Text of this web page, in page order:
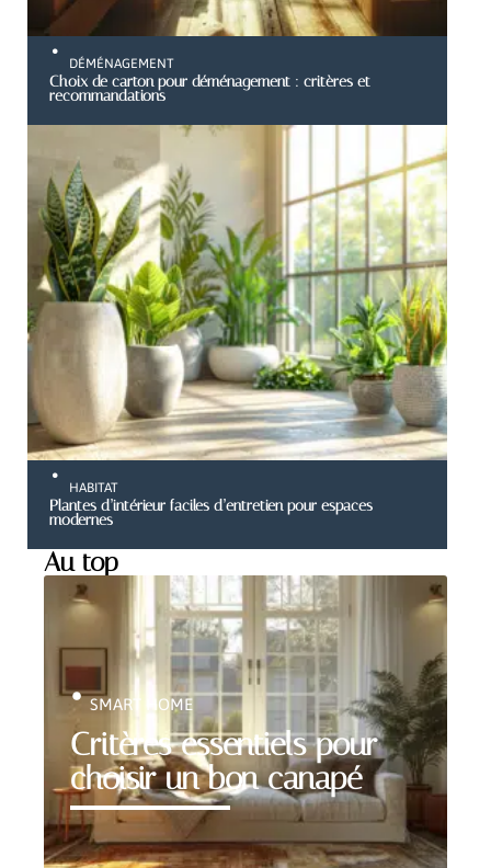
DÉMÉNAGEMENT
Choix de carton pour déménagement : critères et
recommandations
HABITAT
Plantes d’intérieur faciles d’entretien pour espaces
modernes
Au top
Critères essentiels pour
choisir un bon canapé
SMART HOME